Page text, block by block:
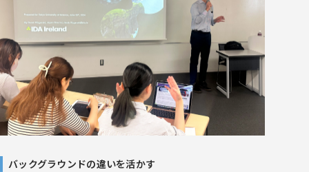
バックグラウンドの違いを活かす